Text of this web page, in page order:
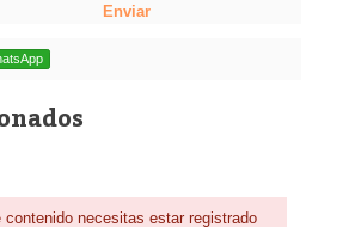
Enviar
contenido necesitas estar registrado